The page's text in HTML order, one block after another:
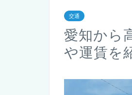
交通
愛知から
や運賃を